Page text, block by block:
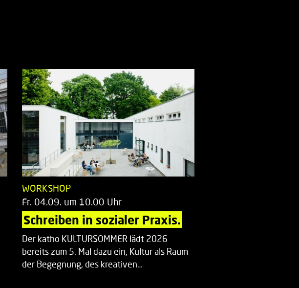
WORKSHOP
Fr. 04.09. um 10.00 Uhr
Schreiben in sozialer Praxis.
Der katho KULTURSOMMER lädt 2026
bereits zum 5. Mal dazu ein, Kultur als Raum
der Begegnung, des kreativen…